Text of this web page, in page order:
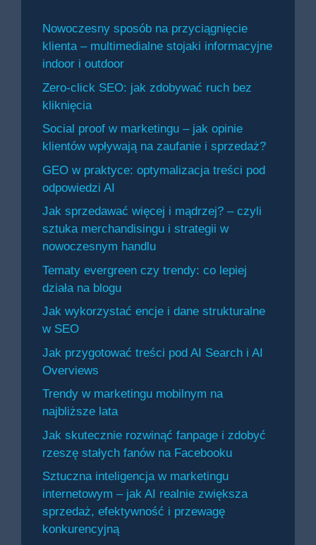
Nowoczesny sposób na przyciągnięcie
klienta – multimedialne stojaki informacyjne
indoor i outdoor
Zero-click SEO: jak zdobywać ruch bez
kliknięcia
Social proof w marketingu – jak opinie
klientów wpływają na zaufanie i sprzedaż?
GEO w praktyce: optymalizacja treści pod
odpowiedzi AI
Jak sprzedawać więcej i mądrzej? – czyli
sztuka merchandisingu i strategii w
nowoczesnym handlu
Tematy evergreen czy trendy: co lepiej
działa na blogu
Jak wykorzystać encje i dane strukturalne
w SEO
Jak przygotować treści pod AI Search i AI
Overviews
Trendy w marketingu mobilnym na
najbliższe lata
Jak skutecznie rozwinąć fanpage i zdobyć
rzeszę stałych fanów na Facebooku
Sztuczna inteligencja w marketingu
internetowym – jak AI realnie zwiększa
sprzedaż, efektywność i przewagę
konkurencyjną